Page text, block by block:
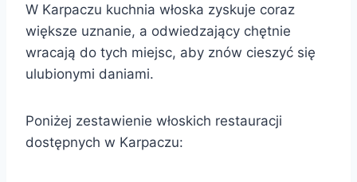
W Karpaczu kuchnia włoska zyskuje coraz
większe uznanie, a odwiedzający chętnie
wracają do tych miejsc, aby znów cieszyć się
ulubionymi daniami.
Poniżej zestawienie włoskich restauracji
dostępnych w Karpaczu: